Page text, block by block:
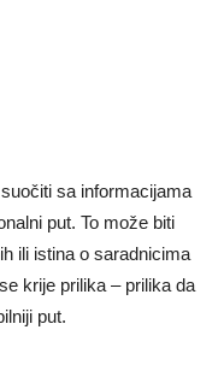
sa informacijama
put. To može biti
ili istina o saradnicima
krije prilika – prilika da
put.